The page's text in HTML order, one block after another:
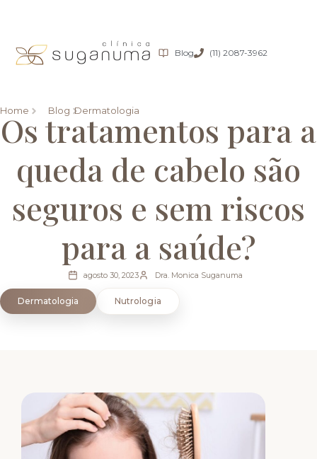
Blog (11) 2087-3962
Home Blog Dermatologia
Os tratamentos para a
queda de cabelo são
seguros e sem riscos
para a saúde?
agosto 30, 2023 Dra. Monica Suganuma
Dermatologia Nutrologia